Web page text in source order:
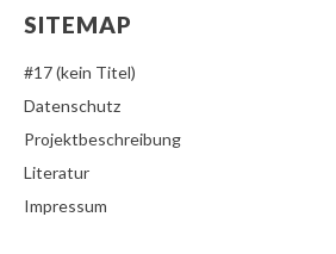
SITEMAP
#17 (kein Titel)
Datenschutz
Projektbeschreibung
Literatur
Impressum